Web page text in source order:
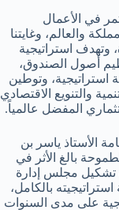
في الأعمال
والعالم، وغايتنا
وتهدف استراتيجية
أصول الصندوق،
استراتيجية، وتوطين
والتنويع الاقتصادي
المفضل عالمياً.
الأستاذ ياسر بن
الرميان بالقول :” لقد كان لرؤية 2030 الطموحة بالغ الأثر في
تشكيل مجلس إدارة
بالكامل،
على مدى السنوات